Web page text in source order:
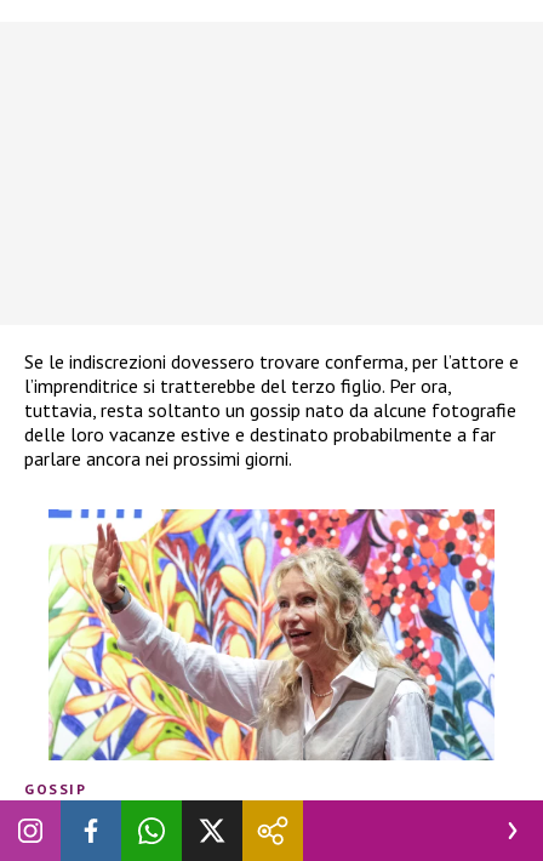
Se le indiscrezioni dovessero trovare conferma, per l’attore e
l’imprenditrice si tratterebbe del terzo figlio. Per ora,
tuttavia, resta soltanto un gossip nato da alcune fotografie
delle loro vacanze estive e destinato probabilmente a far
parlare ancora nei prossimi giorni.
GOSSIP
Licia Colò, insulti vergognosi e